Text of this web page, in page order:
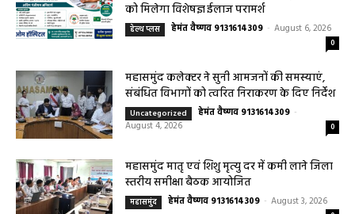
CG बागबाहरा हेमंत वैष्णव 9131614309
August 7, 2026
0
लेकर डायबिटीज व बीपी तक का इलाज, 9 अगस्त
को मिलेगा विशेषज्ञ ईलाज परामर्श
हेल्थ प्लस हेमंत वैष्णव 9131614309 - August 6, 2026
0
महासमुंद कलेक्टर ने सुनी आमजनों की समस्याएं,
संबंधित विभागों को त्वरित निराकरण के दिए निर्देश
Uncategorized
August 4, 2026